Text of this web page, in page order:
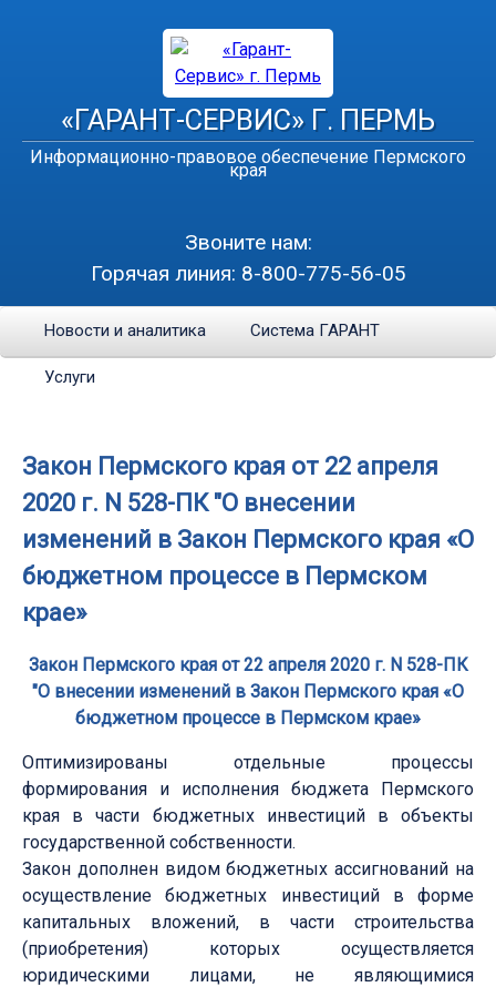
«ГАРАНТ-СЕРВИС» Г. ПЕРМЬ
Информационно-правовое обеспечение Пермского
края
Звоните нам:
Горячая линия: 8-800-775-56-05
Новости и аналитика Система ГАРАНТ
Услуги
Закон Пермского края от 22 апреля
2020 г. N 528-ПК "О внесении
изменений в Закон Пермского края «О
бюджетном процессе в Пермском
крае»
Закон Пермского края от 22 апреля 2020 г. N 528-ПК
"О внесении изменений в Закон Пермского края «О
бюджетном процессе в Пермском крае»
Оптимизированы отдельные процессы
формирования и исполнения бюджета Пермского
края в части бюджетных инвестиций в объекты
государственной собственности.
Закон дополнен видом бюджетных ассигнований на
осуществление бюджетных инвестиций в форме
капитальных вложений, в части строительства
(приобретения) которых осуществляется
юридическими лицами, не являющимися